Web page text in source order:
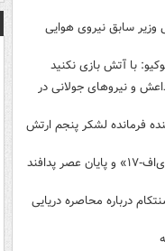
وزیر سابق نیروی هوایی
با آتش بازی نکنید
و نیروهای جولانی در
فرمانده لشکر پنجم ارتش
استقرار انبوه «دی‌اف‑۱۷» و پایان عصر پدافند
درباره محاصره دریایی